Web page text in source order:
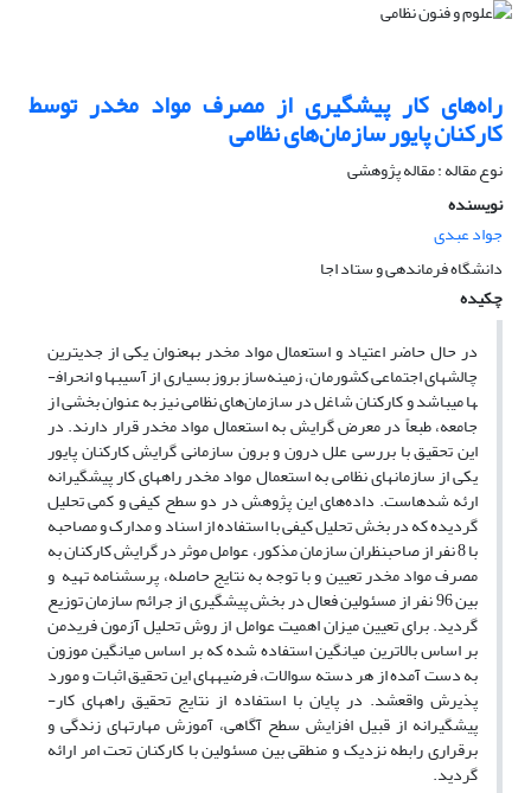
راه‌های کار پیشگیری از مصرف مواد مخدر توسط
کارکنان پایور سازمان‌های نظامی
نوع مقاله : مقاله پژوهشی
نویسنده
جواد عبدی
دانشگاه فرماندهی و ستاد اجا
چکیده
در حال حاضر اعتیاد و استعمال مواد مخدر به­عنوان یکی از جدی­ترین
چالش­های اجتماعی کشورمان، زمینه‌ساز بروز بسیاری از آسیب­ها و انحراف­
ها می­باشد و کارکنان شاغل در سازمان‌های نظامی نیز به عنوان بخشی از
جامعه، طبعاً در معرض گرایش به استعمال مواد مخدر قرار دارند. در
این تحقیق با بررسی علل درون و برون سازمانی گرایش کارکنان پایور
یکی از سازمان­های نظامی به استعمال مواد مخدر راه­های کار پیشگیرانه
ارئه شده­است. داده‌های این پژوهش در دو سطح کیفی و کمی تحلیل
گردیده که در بخش تحلیل کیفی با استفاده از اسناد و مدارک و مصاحبه
با 8 نفر از صاحب­نظران سازمان مذکور، عوامل موثر در گرایش کارکنان به
مصرف مواد مخدر تعیین و با توجه به نتایج حاصله، پرسشنامه­ تهیه و
بین 96 نفر از مسئولین فعال در بخش پیشگیری از جرائم سازمان توزیع
گردید. برای تعیین میزان اهمیت عوامل از روش تحلیل آزمون فریدمن
بر اساس بالاترین میانگین استفاده شده که بر اساس میانگین موزون
به دست آمده از هر دسته سوالات، فرضیه­های این تحقیق اثبات و مورد
پذیرش واقع­شد. در پایان با استفاده از نتایج تحقیق راه­های کار­
پیشگیرانه از قبیل افزایش سطح آگاهی، آموزش مهارتهای زندگی و
برقراری رابطه نزدیک و منطقی بین مسئولین با کارکنان تحت امر ارائه
گردید.